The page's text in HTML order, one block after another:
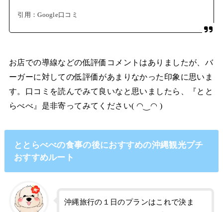
引用：Google口コミ
お店での導線などの低評価コメントはありましたが、バ
ーガーに対しての低評価があまりなかった印象に思いま
す。口コミを読んでみて良いなと思いましたら、『とと
らべべ』是非寄ってみてください( ◠‿◠ )
ととらべべの食事の後におすすめの沖縄観光プチ
おすすめルート
沖縄旅行の１日のプランはこれで決ま